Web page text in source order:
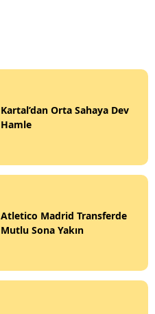
Kartal’dan Orta Sahaya Dev
Hamle
Atletico Madrid Transferde
Mutlu Sona Yakın